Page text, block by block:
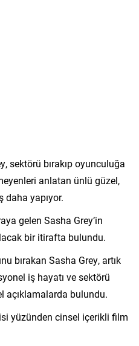
sektörü bırakıp oyunculuğa
anlatan ünlü güzel,
daha yapıyor.
gelen Sasha Grey’in
bir itirafta bulundu.
bırakan Sasha Grey, artık
iş hayatı ve sektörü
açıklamalarda bulundu.
yüzünden cinsel içerikli film